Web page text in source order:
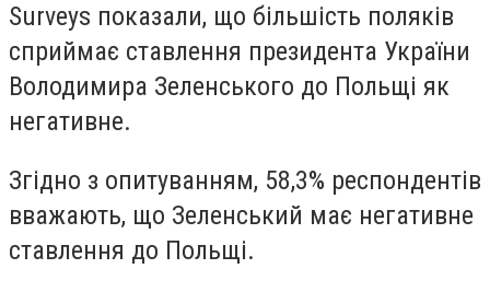
Surveys показали, що більшість поляків
сприймає ставлення президента України
Володимира Зеленського до Польщі як
негативне.
Згідно з опитуванням, 58,3% респондентів
вважають, що Зеленський має негативне
ставлення до Польщі.